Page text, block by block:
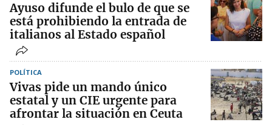
Ayuso difunde el bulo de que se
está prohibiendo la entrada de
italianos al Estado español
POLÍTICA
Vivas pide un mando único
estatal y un CIE urgente para
afrontar la situación en Ceuta